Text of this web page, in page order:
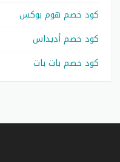
كود خصم هوم بوكس
كود خصم أديداس
كود خصم بات بات